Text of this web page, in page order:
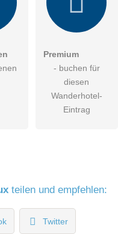
Premium
- buchen für
diesen
Wanderhotel-
Eintrag
teilen und empfehlen:
Twitter